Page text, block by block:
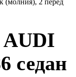
(молния), 2 перед
AUDI
седан